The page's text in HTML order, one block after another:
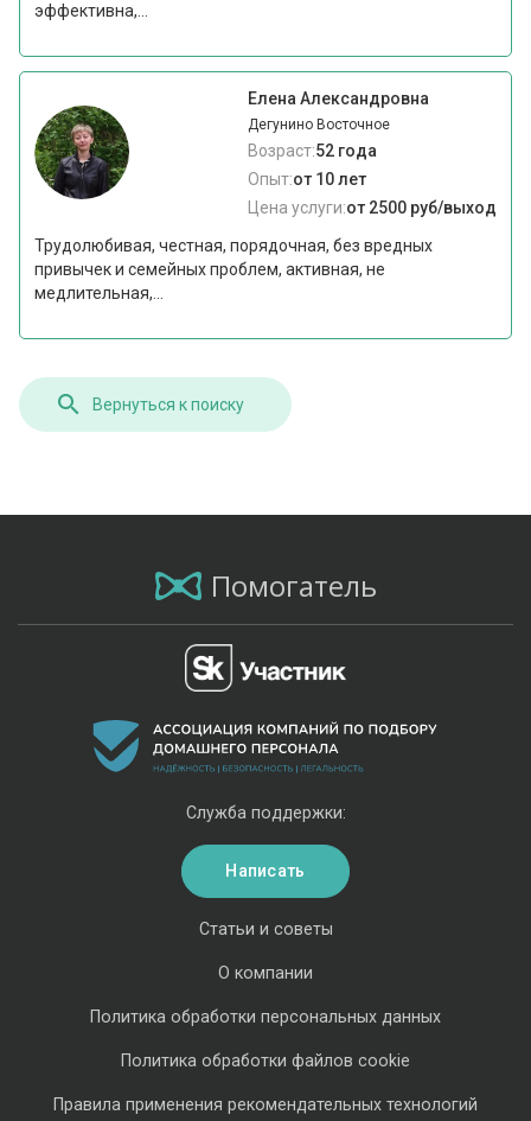
эффективна,...
Елена Александровна
Дегунино Восточное
Возраст:52 года
Опыт:от 10 лет
Цена услуги:от 2500 руб/выход
Трудолюбивая, честная, порядочная, без вредных
привычек и семейных проблем, активная, не
медлительная,...
Вернуться к поиску
Помогатель
Статьи и советы
О компании
Политика обработки персональных данных
Политика обработки файлов cookie
Правила применения рекомендательных технологий
Служба поддержки:
Написать